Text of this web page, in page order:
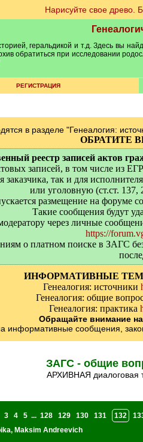
Нарисуйте свое древо.
геральдикой и т.д. Здесь вы
обратиться при исследовании
РЕГИСТРАЦИЯ
в разделе "Генеалогия:
ОБРАТИТЕ
реестр записей актов
записей, в том числе из
заказчика, так и для
или уголовную (ст.ст.
размещение на форуме
Такие сообщения будут
через личные
https://
о платном поиске в ЗАГС
ИНФОРМАТИВНЫЕ ТЕМЫ
Генеалогия: источники
Генеалогия: общие
Генеалогия: практика
Обращайте внимание
информативные сообщения,
ЗАГС - общие
АРХИВНАЯ диалоговая
3 4 5 ... 128 129 130 131 132
, Maksim Andreevich